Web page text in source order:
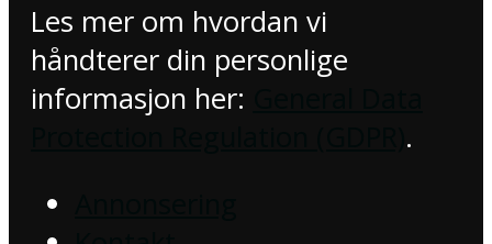
Les mer om hvordan vi
håndterer din personlige
informasjon her:
.